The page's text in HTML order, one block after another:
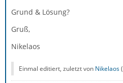
Grund & Lösung?
Gruß,
Nikelaos
Einmal editiert, zuletzt von Nikelaos(